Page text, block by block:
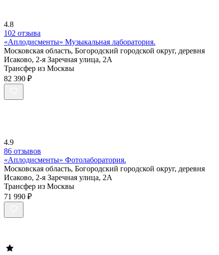
4.8
102 отзыва
«Аплодисменты» Музыкальная лаборатория.
Московская область, Богородский городской округ, деревня
Исаково, 2-я Заречная улица, 2А
Трансфер из Москвы
82 390 ₽
4.9
86 отзывов
«Аплодисменты» Фотолаборатория.
Московская область, Богородский городской округ, деревня
Исаково, 2-я Заречная улица, 2А
Трансфер из Москвы
71 990 ₽